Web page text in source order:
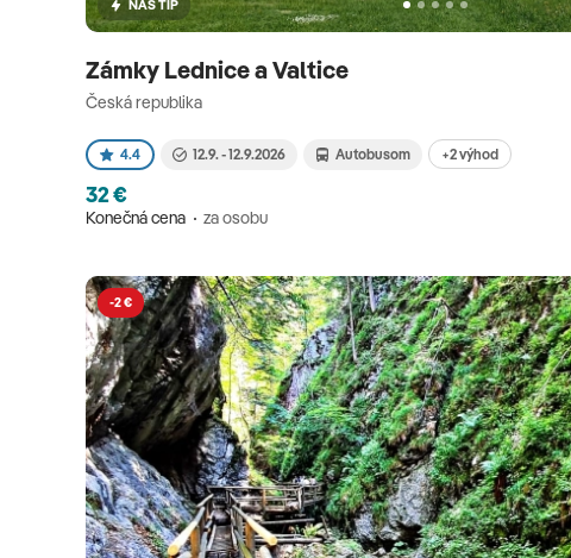
NÁŠ TIP
Zámky Lednice a Valtice
Česká republika
4.4 12.9. - 12.9.2026 Autobusom +2 výhod
32 €
Konečná cena za osobu
-2 €